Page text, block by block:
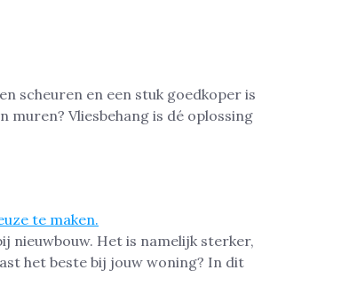
scheuren en een stuk goedkoper is
Vliesbehang is dé oplossing
nieuwbouw. Het is namelijk sterker,
het beste bij jouw woning? In dit